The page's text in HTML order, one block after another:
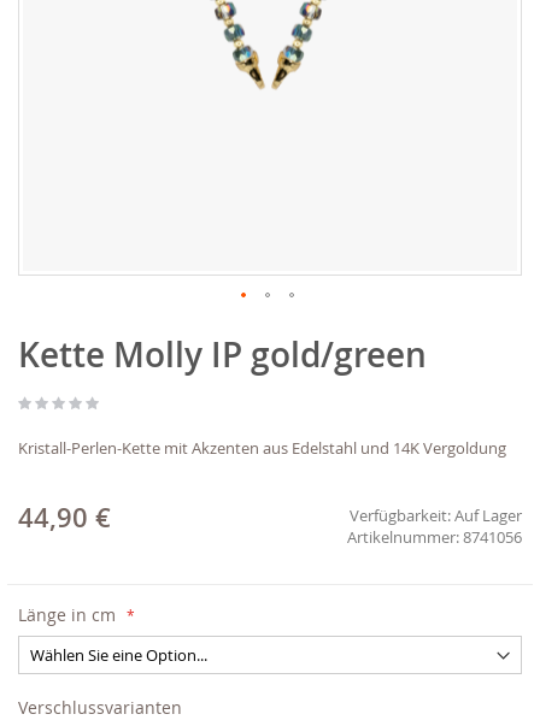
Anfang
der
springen
Kette Molly IP gold/green
Kristall-Perlen-Kette mit Akzenten aus Edelstahl und 14K Vergoldung
44,90 € Verfügbarkeit:Auf Lager
8741056
Länge in cm
Verschlussvarianten